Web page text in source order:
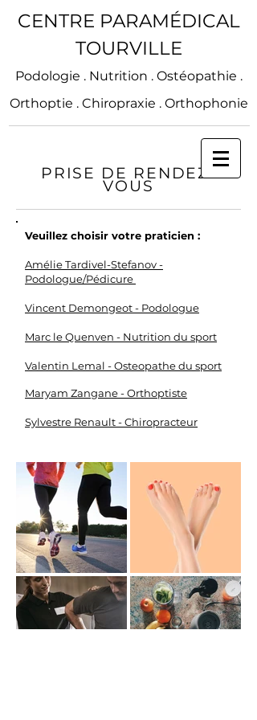
CENTRE PARAMÉDICAL
TOURVILLE
Podologie . Nutrition . Ostéopathie .
Orthoptie . Chiropraxie . Orthophonie
PRISE DE RENDEZ-
VOUS
Veuillez choisir votre praticien :
Amélie Tardivel-Stefanov -
Podologue/Pédicure
Vincent Demongeot - Podologue
Marc le Quenven - Nutrition du sport
Valentin Lemal - Osteopathe du sport
Maryam Zangane - Orthoptiste
Sylvestre Renault - Chiropracteur